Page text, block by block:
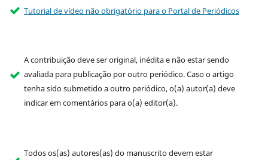
Tutorial de vídeo não obrigatório para o Portal de Periódicos
A contribuição deve ser original, inédita e não estar sendo
avaliada para publicação por outro periódico. Caso o artigo
tenha sido submetido a outro periódico, o(a) autor(a) deve
indicar em comentários para o(a) editor(a).
Todos os(as) autores(as) do manuscrito devem estar